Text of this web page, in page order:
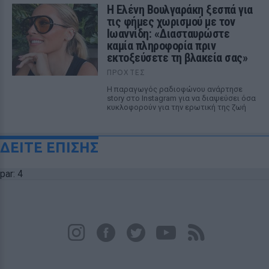
Η Ελένη Βουλγαράκη ξεσπά για
τις φήμες χωρισμού με τον
Ιωαννίδη: «Διασταυρώστε
καμία πληροφορία πριν
εκτοξεύσετε τη βλακεία σας»
ΠΡΟΧΤΈΣ
Η παραγωγός ραδιοφώνου ανάρτησε
story στο Instagram για να διαψεύσει όσα
κυκλοφορούν για την ερωτική της ζωή
ΔΕΙΤΕ ΕΠΙΣΗΣ
par: 4